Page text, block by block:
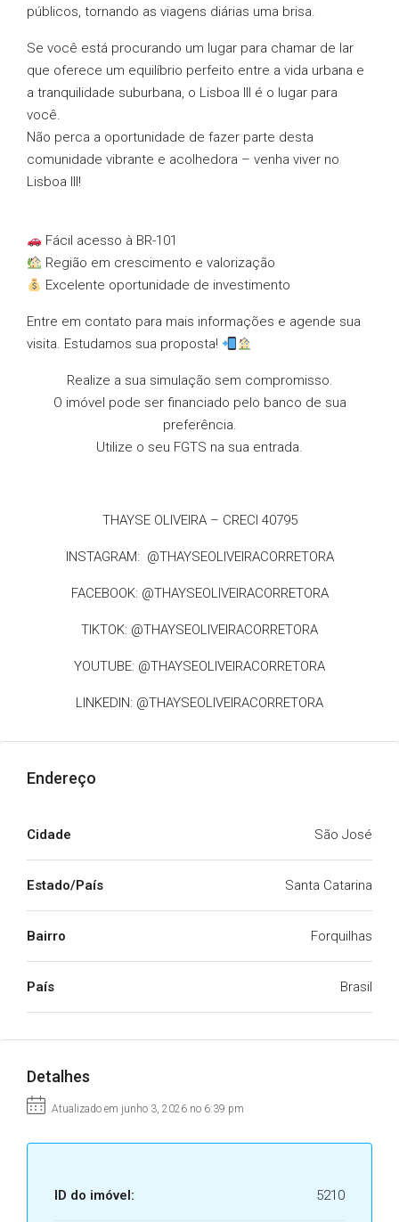
públicos, tornando as viagens diárias uma brisa.
Se você está procurando um lugar para chamar de lar
que oferece um equilíbrio perfeito entre a vida urbana e
a tranquilidade suburbana, o Lisboa III é o lugar para
você.
Não perca a oportunidade de fazer parte desta
comunidade vibrante e acolhedora – venha viver no
Lisboa III!
Fácil acesso à BR-101
Região em crescimento e valorização
Excelente oportunidade de investimento
Entre em contato para mais informações e agende sua
visita. Estudamos sua proposta!
Realize a sua simulação sem compromisso.
O imóvel pode ser financiado pelo banco de sua
preferência.
Utilize o seu FGTS na sua entrada.
THAYSE OLIVEIRA – CRECI 40795
INSTAGRAM: @THAYSEOLIVEIRACORRETORA
FACEBOOK: @THAYSEOLIVEIRACORRETORA
TIKTOK: @THAYSEOLIVEIRACORRETORA
YOUTUBE: @THAYSEOLIVEIRACORRETORA
LINKEDIN: @THAYSEOLIVEIRACORRETORA
Endereço
Cidade São José
Estado/País Santa Catarina
Bairro Forquilhas
País Brasil
Detalhes
Atualizado em junho 3, 2026 no 6:39 pm
ID do imóvel: 5210